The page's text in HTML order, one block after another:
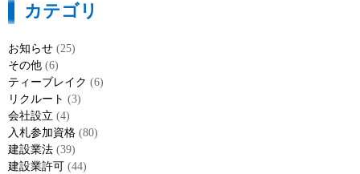
カテゴリ
お知らせ (25)
その他 (6)
ティーブレイク (6)
リクルート (3)
会社設立 (4)
入札参加資格 (80)
建設業法 (39)
建設業許可 (44)